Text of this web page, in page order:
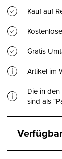
Kauf auf
Gratis
Artikel im
Die in
sind als